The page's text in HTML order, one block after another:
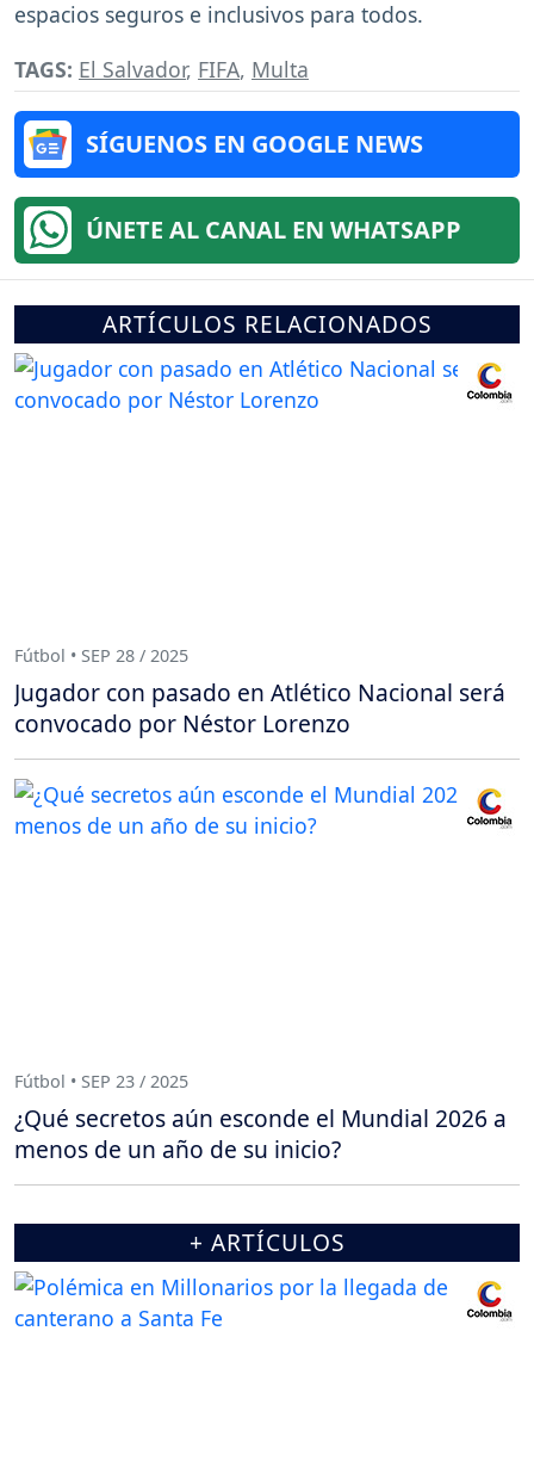
espacios seguros e inclusivos para todos.
TAGS: El Salvador, FIFA, Multa
SÍGUENOS EN GOOGLE NEWS
ÚNETE AL CANAL EN WHATSAPP
ARTÍCULOS RELACIONADOS
Fútbol • SEP 28 / 2025
Jugador con pasado en Atlético Nacional será
convocado por Néstor Lorenzo
Fútbol • SEP 23 / 2025
¿Qué secretos aún esconde el Mundial 2026 a
menos de un año de su inicio?
+ ARTÍCULOS